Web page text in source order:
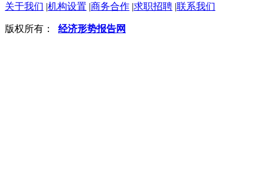
关于我们 |机构设置 |商务合作 |求职招聘 |联系我们
版权所有： 经济形势报告网